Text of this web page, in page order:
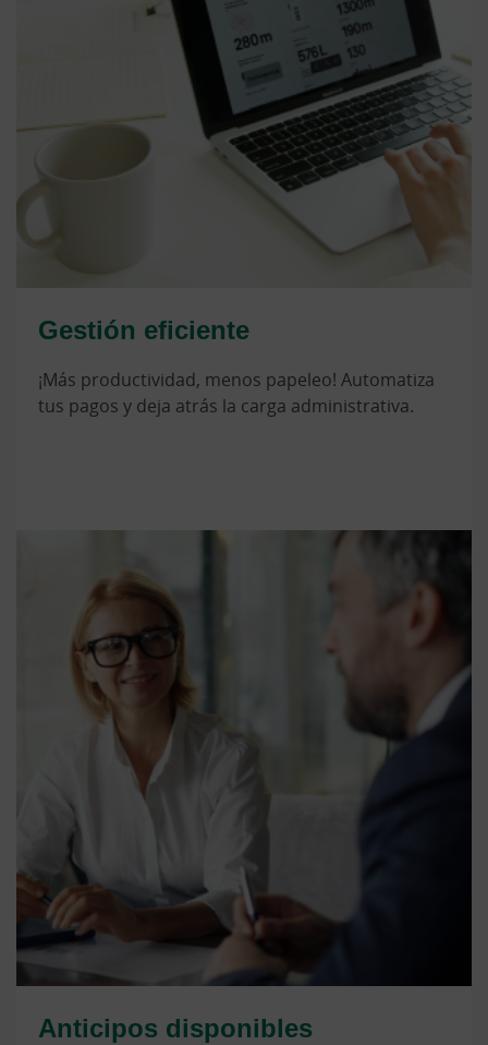
Gestión eficiente
¡Más productividad, menos papeleo! Automatiza
tus pagos y deja atrás la carga administrativa.
Anticipos disponibles